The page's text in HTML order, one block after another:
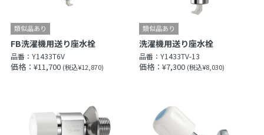
FB洗濯機用送り座水栓
品番： Y1433T6V
価格：¥11,700 (税込¥12,870)
洗濯機用送り座水栓
品番：Y1433TV-13
価格：¥7,300 (税込¥8,030)